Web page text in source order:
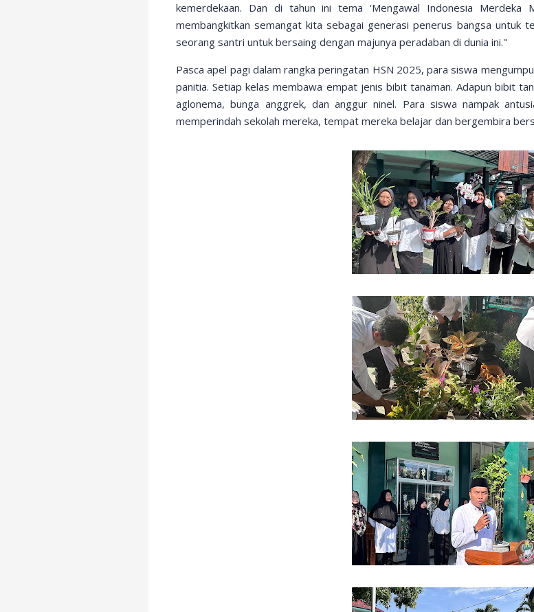
kemerdekaan. Dan di tahun ini tema 'Mengawal Indonesia Merdeka
membangkitkan semangat kita sebagai generasi penerus bangsa untuk
seorang santri untuk bersaing dengan majunya peradaban di dunia ini."
Pasca apel pagi dalam rangka peringatan HSN 2025, para siswa
panitia. Setiap kelas membawa empat jenis bibit tanaman. Adapun bibit
aglonema, bunga anggrek, dan anggur ninel. Para siswa nampak
memperindah sekolah mereka, tempat mereka belajar dan bergembira